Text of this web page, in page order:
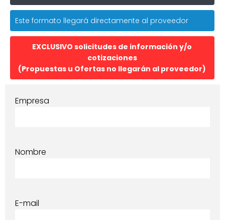
Este formato llegará directamente al proveedor
EXCLUSIVO solicitudes de información y/o
cotizaciones
(Propuestas u Ofertas no llegarán al proveedor)
Empresa
Nombre
E-mail